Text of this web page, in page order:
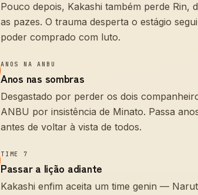
Pouco depois, Kakashi também perde
as pazes. O trauma desperta o estágio
poder comprado com luto.
ANOS NA ANBU
Anos nas sombras
Desgastado por perder os dois
ANBU por insistência de Minato. Passa
antes de voltar à vista de todos.
TIME 7
Passar a lição adiante
Kakashi enfim aceita um time genin —